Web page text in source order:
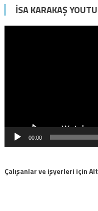
İSA KARAKAŞ
00:00
Çalışanlar ve işyerleri için